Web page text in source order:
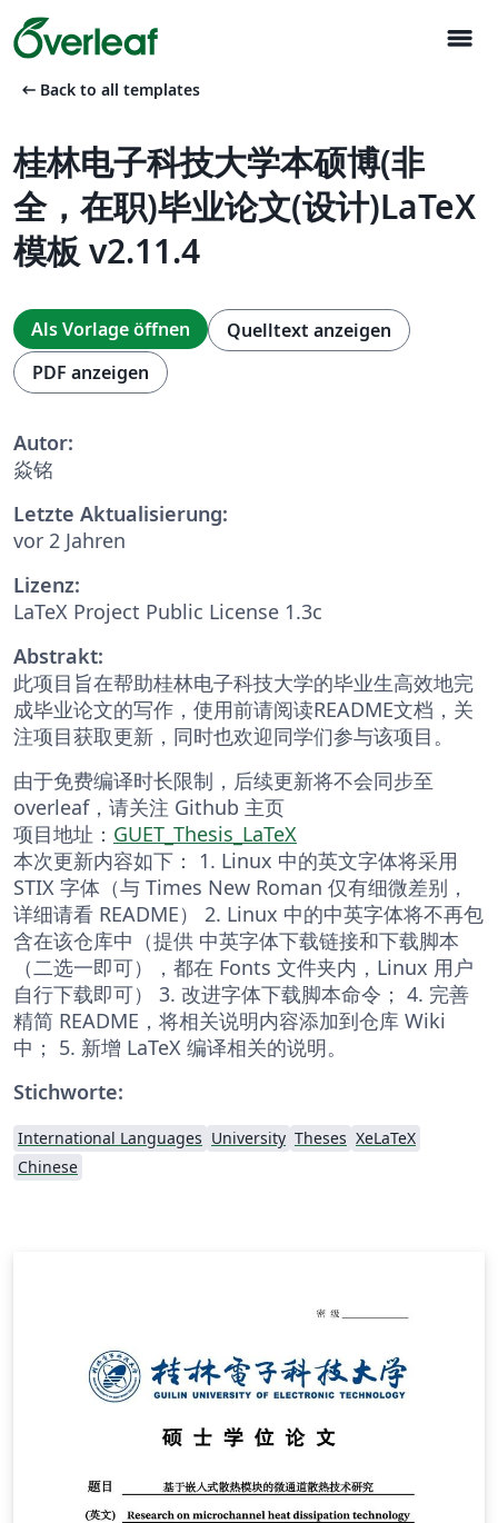
menu
arrow_left_alt Back to all templates
桂林电子科技大学本硕博(非
全，在职)毕业论文(设计)LaTeX
模板 v2.11.4
Als Vorlage öffnen
Quelltext anzeigen
PDF anzeigen
Autor:
焱铭
Letzte Aktualisierung:
vor 2 Jahren
Lizenz:
LaTeX Project Public License 1.3c
Abstrakt:
此项目旨在帮助桂林电子科技大学的毕业生高效地完
成毕业论文的写作，使用前请阅读README文档，关
注项目获取更新，同时也欢迎同学们参与该项目。
由于免费编译时长限制，后续更新将不会同步至
overleaf，请关注 Github 主页
项目地址： GUET_Thesis_LaTeX
本次更新内容如下： 1. Linux 中的英文字体将采用
STIX 字体（与 Times New Roman 仅有细微差别，
详细请看 README） 2. Linux 中的中英字体将不再包
含在该仓库中（提供 中英字体下载链接和下载脚本
（二选一即可），都在 Fonts 文件夹内，Linux 用户
自行下载即可） 3. 改进字体下载脚本命令； 4. 完善
精简 README，将相关说明内容添加到仓库 Wiki
中； 5. 新增 LaTeX 编译相关的说明。
Stichworte:
International Languages University Theses XeLaTeX
Chinese